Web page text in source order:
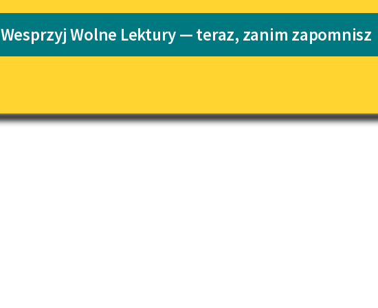
niepełnosprawnościami
Katalog
Katalog w
Wesprzyj Wolne Lektury — teraz, zanim zapomnisz